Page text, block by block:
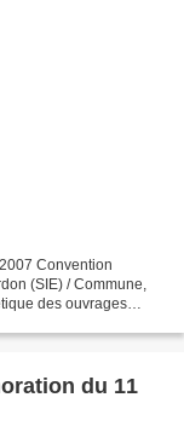
Convention
(SIE) / Commune,
des ouvrages
du 11